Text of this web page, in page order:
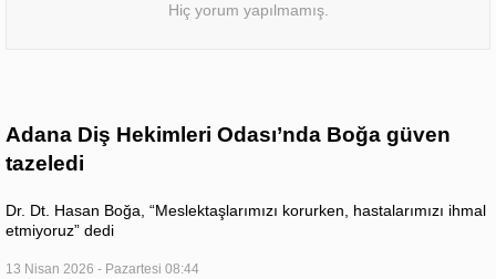
Hiç yorum yapılmamış.
Adana Diş Hekimleri Odası’nda Boğa güven
tazeledi
Dr. Dt. Hasan Boğa, “Meslektaşlarımızı korurken, hastalarımızı ihmal
etmiyoruz” dedi
13 Nisan 2026 - Pazartesi 08:44